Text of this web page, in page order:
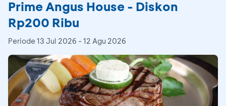
Prime Angus House - Diskon
Rp200 Ribu
Periode 13 Jul 2026 - 12 Agu 2026